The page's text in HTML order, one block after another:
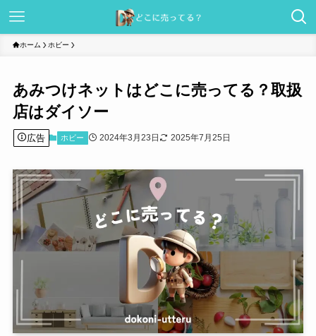
ホーム ホビー
あみつけネットはどこに売ってる？取扱
店はダイソー
広告 ホビー 2024年3月23日 2025年7月25日